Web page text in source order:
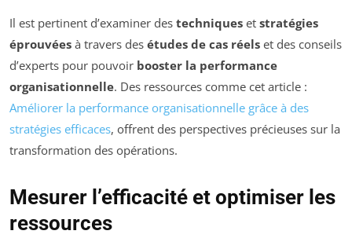
Il est pertinent d’examiner des techniques et stratégies
éprouvées à travers des études de cas réels et des conseils
d’experts pour pouvoir booster la performance
organisationnelle. Des ressources comme cet article :
Améliorer la performance organisationnelle grâce à des
stratégies efficaces, offrent des perspectives précieuses sur la
transformation des opérations.
Mesurer l’efficacité et optimiser les
ressources